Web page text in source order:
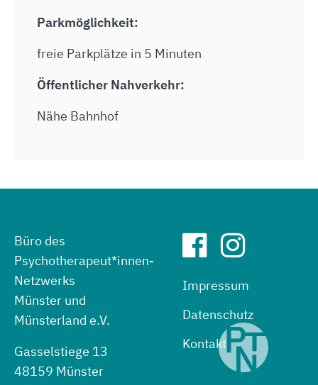
Parkmöglichkeit:
freie Parkplätze in 5 Minuten
Öffentlicher Nahverkehr:
Nähe Bahnhof
Büro des
Psychotherapeut*innen-
Netzwerks
Münster und
Münsterland e.V.
Gasselstiege 13
48159 Münster
Impressum
Datenschutz
Kontakt